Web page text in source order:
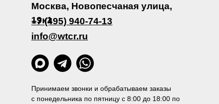
Москва, Новопесчаная улица,
19к1
info@wtcr.ru
+7 (495) 940-74-13
Принимаем звонки и обрабатываем заказы
с понедельника по пятницу с 8:00 до 18:00 по